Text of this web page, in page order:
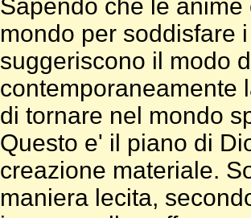
Sapendo che le
mondo per soddisfare
suggeriscono il modo
contemporaneamente
di tornare nel mondo
Questo e' il piano di
creazione materiale.
maniera lecita,